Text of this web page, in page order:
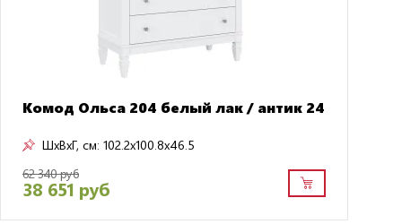
Комод Ольса 204 белый лак / антик 24
ШxВxГ, см: 102.2x100.8x46.5
62 340 руб
38 651 руб